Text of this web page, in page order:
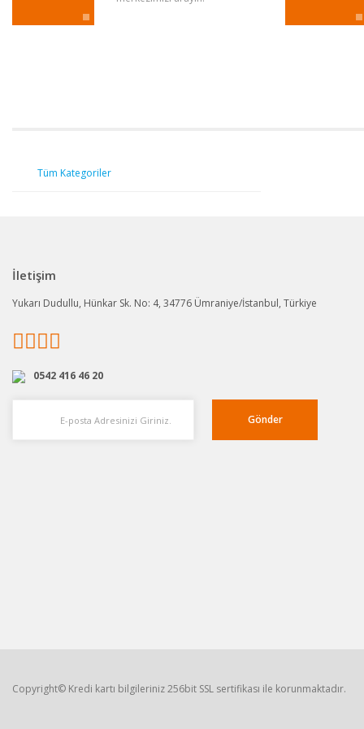
Tüm Kategoriler
İletişim
Yukarı Dudullu, Hünkar Sk. No: 4, 34776 Ümraniye/İstanbul, Türkiye
0542 416 46 20
Gönder
Copyright© Kredi kartı bilgileriniz 256bit SSL sertifikası ile korunmaktadır.